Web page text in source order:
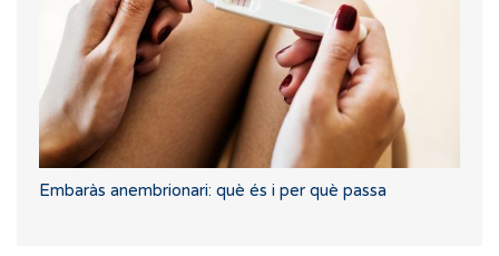
Embaràs anembrionari: què és i per què passa